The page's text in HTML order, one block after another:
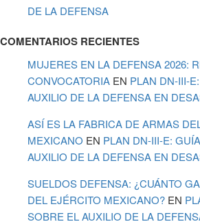
DE LA DEFENSA
COMENTARIOS RECIENTES
MUJERES EN LA DEFENSA 2026:
CONVOCATORIA EN PLAN DN-III-
AUXILIO DE LA DEFENSA EN
ASÍ ES LA FABRICA DE ARMAS
MEXICANO EN PLAN DN-III-E:
AUXILIO DE LA DEFENSA EN
SUELDOS DEFENSA: ¿CUÁNTO
DEL EJÉRCITO MEXICANO? EN
SOBRE EL AUXILIO DE LA